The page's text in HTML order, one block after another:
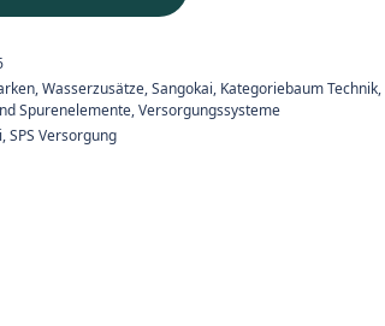
,Wasserzusätze,Sangokai, Kategoriebaum Technik,
Spurenelemente,Versorgungssysteme
,SPS Versorgung